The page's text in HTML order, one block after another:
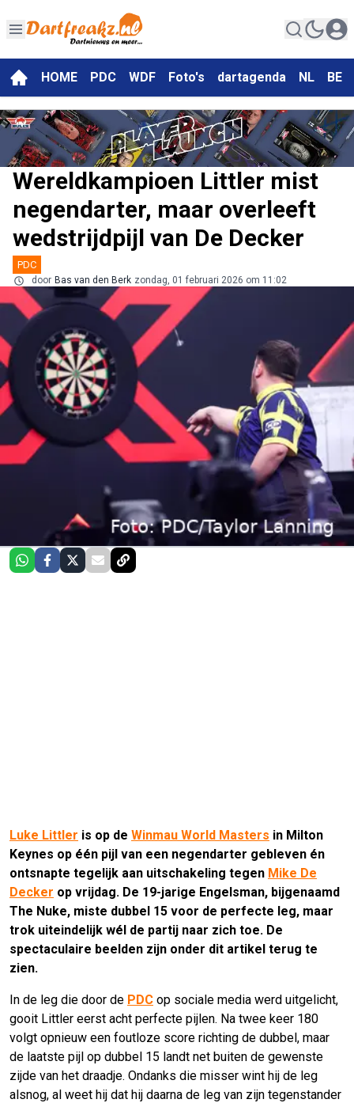
HOME PDC WDF Foto's dartagenda NL BE
Wereldkampioen Littler mist
negendarter, maar overleeft
wedstrijdpijl van De Decker
PDC
door Bas van den Berk zondag, 01 februari 2026 om 11:02
Luke Littler is op de Winmau World Masters in Milton
Keynes op één pijl van een negendarter gebleven én
ontsnapte tegelijk aan uitschakeling tegen Mike De
Decker op vrijdag. De 19-jarige Engelsman, bijgenaamd
The Nuke, miste dubbel 15 voor de perfecte leg, maar
trok uiteindelijk wél de partij naar zich toe. De
spectaculaire beelden zijn onder dit artikel terug te
zien.
In de leg die door de PDC op sociale media werd uitgelicht,
gooit Littler eerst acht perfecte pijlen. Na twee keer 180
volgt opnieuw een foutloze score richting de dubbel, maar
de laatste pijl op dubbel 15 landt net buiten de gewenste
zijde van het draadje. Ondanks die misser wint hij de leg
alsnog, al weet hij dat hij daarna de leg van zijn tegenstander